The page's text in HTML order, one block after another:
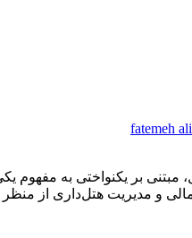
fatemeh
مبتنی بر یکنواختی به مفهوم
و مدیریت هتل‌داری از منظر